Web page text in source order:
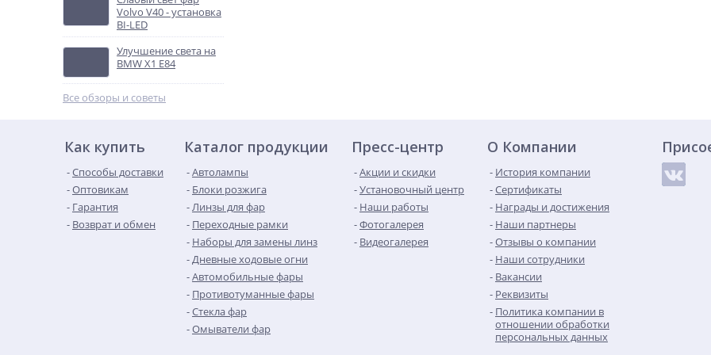
Volvo V40 - установка
BI-LED
Улучшение света на
BMW X1 E84
Все обзоры и советы
Как купить
Способы доставки
Оптовикам
Гарантия
Возврат и обмен
Каталог продукции
Автолампы
Блоки розжига
Линзы для фар
Переходные рамки
Наборы для замены линз
Дневные ходовые огни
Автомобильные фары
Противотуманные фары
Стекла фар
Омыватели фар
Пресс-центр
Акции и скидки
Установочный центр
Наши работы
Фотогалерея
Видеогалерея
О Компании
История компании
Сертификаты
Награды и достижения
Наши партнеры
Отзывы о компании
Наши сотрудники
Вакансии
Реквизиты
Политика компании в
отношении обработки
персональных данных